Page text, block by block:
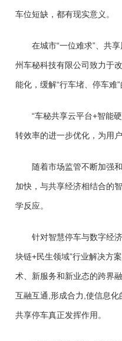
车位短缺，都有现实意义。
在城市“一位难求”、共
州车秘科技有限公司致力于
能化，缓解“行车堵、停车难
“车秘共享云平台+智能
转效率的进一步优化，为用
随着市场监管不断加强
加快，与共享经济相结合的
学反应。
针对智慧停车与数字经
块链+民生领域”行业解决方
术、新服务和新业态的跨界
互融互通,形成合力,使信息
共享停车真正发挥作用。